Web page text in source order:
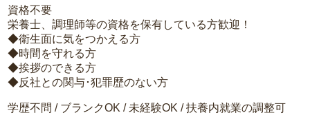
資格不要
栄養士、調理師等の資格を保有している方歓迎！
◆衛生面に気をつかえる方
◆時間を守れる方
◆挨拶のできる方
◆反社との関与･犯罪歴のない方
学歴不問 / ブランクOK / 未経験OK / 扶養内就業の調整可